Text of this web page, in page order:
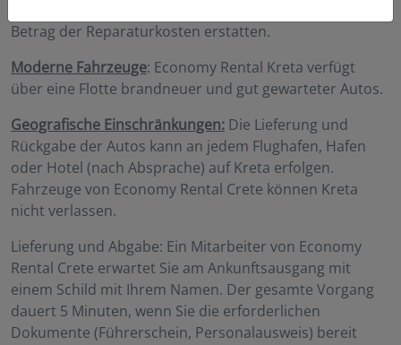
Betrag der Reparaturkosten erstatten.
Moderne Fahrzeuge: Economy Rental Kreta verfügt
über eine Flotte brandneuer und gut gewarteter Autos.
Geografische Einschränkungen: Die Lieferung und
Rückgabe der Autos kann an jedem Flughafen, Hafen
oder Hotel (nach Absprache) auf Kreta erfolgen.
Fahrzeuge von Economy Rental Crete können Kreta
nicht verlassen.
Lieferung und Abgabe: Ein Mitarbeiter von Economy
Rental Crete erwartet Sie am Ankunftsausgang mit
einem Schild mit Ihrem Namen. Der gesamte Vorgang
dauert 5 Minuten, wenn Sie die erforderlichen
Dokumente (Führerschein, Personalausweis) bereit